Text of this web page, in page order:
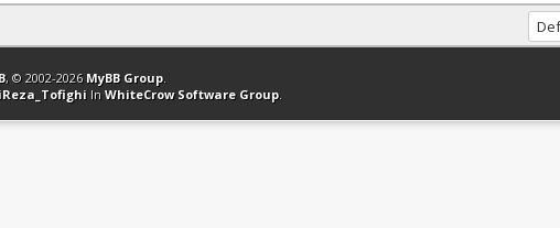
Club Affiliation Retourner en haut Version bas-débit (Archivé) Syndication RSS
, © 2002-2026 MyBB Group.
In WhiteCrow Software Group.